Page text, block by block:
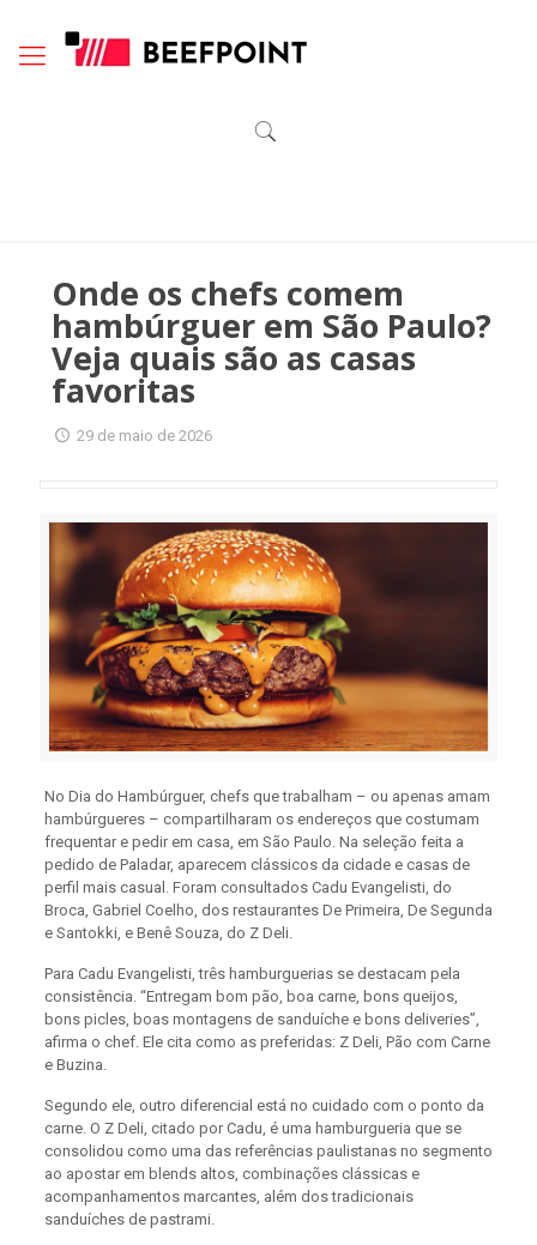
Onde os chefs comem
hambúrguer em São Paulo?
Veja quais são as casas
favoritas
29 de maio de 2026
No Dia do Hambúrguer, chefs que trabalham – ou apenas amam
hambúrgueres – compartilharam os endereços que costumam
frequentar e pedir em casa, em São Paulo. Na seleção feita a
pedido de Paladar, aparecem clássicos da cidade e casas de
perfil mais casual. Foram consultados Cadu Evangelisti, do
Broca, Gabriel Coelho, dos restaurantes De Primeira, De Segunda
e Santokki, e Benê Souza, do Z Deli.
Para Cadu Evangelisti, três hamburguerias se destacam pela
consistência. “Entregam bom pão, boa carne, bons queijos,
bons picles, boas montagens de sanduíche e bons deliveries”,
afirma o chef. Ele cita como as preferidas: Z Deli, Pão com Carne
e Buzina.
Segundo ele, outro diferencial está no cuidado com o ponto da
carne. O Z Deli, citado por Cadu, é uma hamburgueria que se
consolidou como uma das referências paulistanas no segmento
ao apostar em blends altos, combinações clássicas e
acompanhamentos marcantes, além dos tradicionais
sanduíches de pastrami.